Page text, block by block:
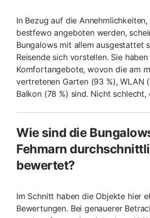
In Bezug auf die
bestfewo angeboten werden,
Bungalows mit allem ausgestattet
Reisende sich vorstellen. Sie
Komfortangebote, wovon die am
vertretenen Garten (93 %), WLAN
Balkon (78 %) sind. Nicht schlecht,
Wie sind die
Fehmarn
bewertet?
Im Schnitt haben die Objekte hier
Bewertungen. Bei genauerer